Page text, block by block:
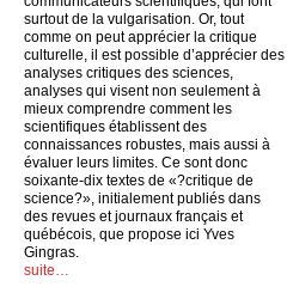
surtout de la vulgarisation. Or, tout
comme on peut apprécier la critique
culturelle, il est possible d’apprécier des
analyses critiques des sciences,
analyses qui visent non seulement à
mieux comprendre comment les
scientifiques établissent des
connaissances robustes, mais aussi à
évaluer leurs limites. Ce sont donc
soixante-dix textes de «?critique de
science?», initialement publiés dans
des revues et journaux français et
québécois, que propose ici Yves
Gingras.
suite…